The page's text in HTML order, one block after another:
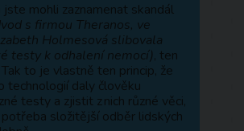
jste mohli zaznamenat skandál
s firmou Theranos, ve
Holmesová slibovala
testy k odhalení nemocí), ten
to je vlastně ten princip, že
technologií daly člověku
testy a zjistit z nich různé věci,
složitější odběr lidských